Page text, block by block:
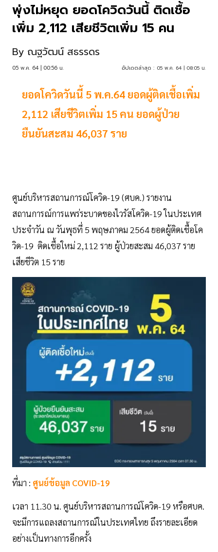
พุ่งไม่หยุด ยอดโควิดวันนี้ ติดเชื้อ
เพิ่ม 2,112 เสียชีวิตเพิ่ม 15 คน
By ณฐวัฒน์ สธรรดร
05 พ.ค. 64 | 00:56 น. อัปเดตล่าสุด : 05 พ.ค. 64 | 08:05 น.
ยอดโควิดวันนี้ 5 พ.ค.64 ยอดผู้ติดเชื้อเพิ่ม
2,112 เสียชีวิตเพิ่ม 15 คน ยอดผู้ป่วย
ยืนยันสะสม 46,037 ราย
ศูนย์บริหารสถานการณ์โควิด-19 (ศบค.) รายงาน
สถานการณ์การแพร่ระบาดของไวรัสโควิด-19 ในประเทศ
ประจำวัน ณ วันพุธที่ 5 พฤษภาคม 2564 ยอดผู้ติดเชื้อโค
วิด-19 ติดเชื้อใหม่ 2,112 ราย ผู้ป่วยสะสม 46,037 ราย
เสียชีวิต 15 ราย
ที่มา : ศูนย์ข้อมูล COVID-19
เวลา 11.30 น. ศูนย์บริหารสถานการณ์โควิด-19 หรือศบค.
จะมีการแถลงสถานการณ์ในประเทศไทย ถึงรายละเอียด
อย่างเป็นทางการอีกครั้ง